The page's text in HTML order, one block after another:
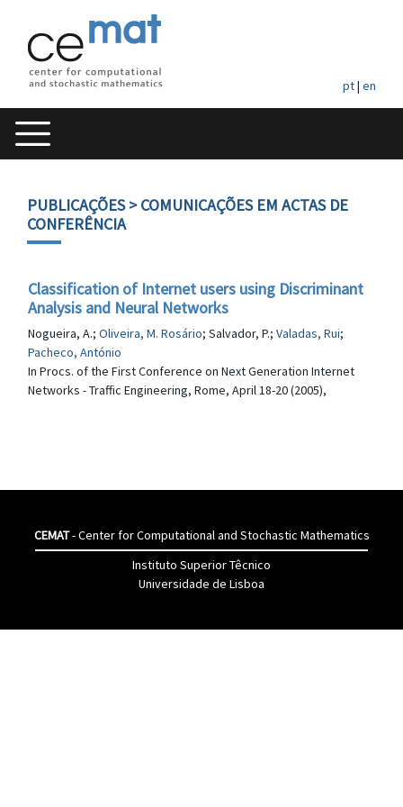
pt| en
PUBLICAÇÕES> COMUNICAÇÕES EM ACTAS DE
CONFERÊNCIA
Classification of Internet users using Discriminant
Analysis and Neural Networks
Nogueira, A.; Oliveira, M. Rosário; Salvador, P.; Valadas, Rui;
Pacheco, António
In Procs. of the First Conference on Next Generation Internet
Networks - Traffic Engineering, Rome, April 18-20 (2005),
CEMAT- Center for Computational and Stochastic Mathematics
Instituto Superior Têcnico
Universidade de Lisboa